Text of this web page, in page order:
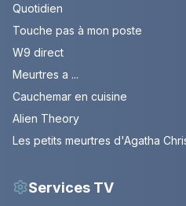
Quotidien
Touche pas à mon poste
W9 direct
Meurtres a ...
Cauchemar en cuisine
Alien Theory
Les petits meurtres d'Agatha
Services TV